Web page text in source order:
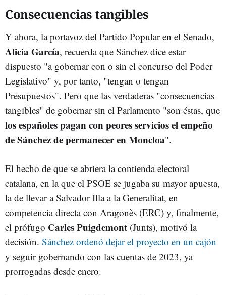
Consecuencias tangibles
Y ahora, la portavoz del Partido Popular en el Senado,
Alicia García, recuerda que Sánchez dice estar
dispuesto "a gobernar con o sin el concurso del Poder
Legislativo" y, por tanto, "tengan o tengan
Presupuestos". Pero que las verdaderas "consecuencias
tangibles" de gobernar sin el Parlamento "son éstas, que
los españoles pagan con peores servicios el empeño
de Sánchez de permanecer en Moncloa".
El hecho de que se abriera la contienda electoral
catalana, en la que el PSOE se jugaba su mayor apuesta,
la de llevar a Salvador Illa a la Generalitat, en
competencia directa con Aragonès (ERC) y, finalmente,
el prófugo Carles Puigdemont (Junts), motivó la
decisión. Sánchez ordenó dejar el proyecto en un cajón
y seguir gobernando con las cuentas de 2023, ya
prorrogadas desde enero.